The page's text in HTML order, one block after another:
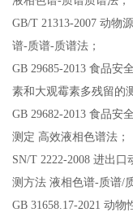
GB/T 21313-2007 动物
谱-质谱-质谱法；
GB 29685-2013 食品安
素和大观霉素多残留的
GB 29682-2013 食品安
测定 高效液相色谱法；
SN/T 2222-2008 进出
测方法 液相色谱-质谱/
GB 31658.17-2021 动